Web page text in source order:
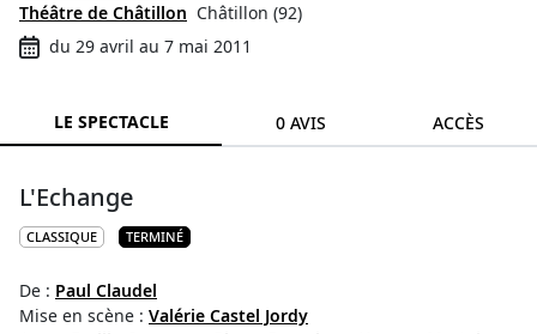
Théâtre de Châtillon Châtillon (92)
du 29 avril au 7 mai 2011
LE SPECTACLE 0 AVIS ACCÈS
L'Echange
CLASSIQUE TERMINÉ
De : Paul Claudel
Mise en scène : Valérie Castel Jordy